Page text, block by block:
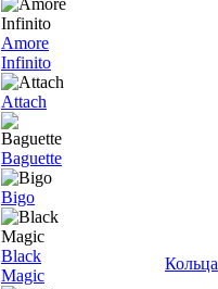
Amore
Infinito
Attach
Baguette
Bigo
Black
Magic
Кольца